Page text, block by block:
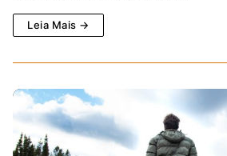
Leia Mais →